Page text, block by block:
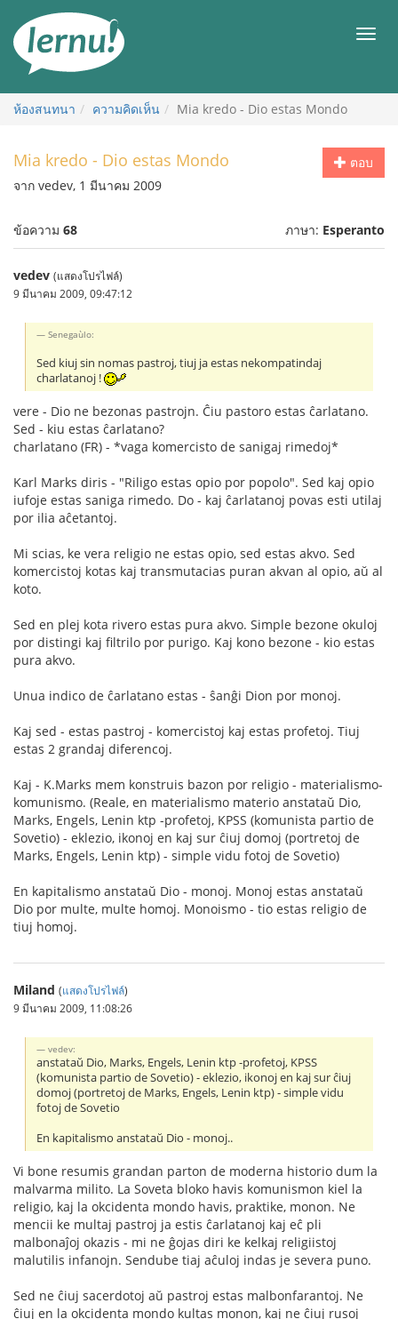
สารบัญ
เมนู
ห้องสนทนา ความคิดเห็น Mia kredo - Dio estas Mondo
ตอบ
Mia kredo - Dio estas Mondo
จาก vedev, 1 มีนาคม 2009
ข้อความ 68 ภาษา: Esperanto
vedev (แสดงโปรไฟล์)
9 มีนาคม 2009, 09:47:12
Senegaùlo:
Sed kiuj sin nomas pastroj, tiuj ja estas nekompatindaj
charlatanoj !
vere - Dio ne bezonas pastrojn. Ĉiu pastoro estas ĉarlatano.
Sed - kiu estas ĉarlatano?
charlatano (FR) - *vaga komercisto de sanigaj rimedoj*
Karl Marks diris - "Riligo estas opio por popolo". Sed kaj opio
iufoje estas saniga rimedo. Do - kaj ĉarlatanoj povas esti utilaj
por ilia aĉetantoj.
Mi scias, ke vera religio ne estas opio, sed estas akvo. Sed
komercistoj kotas kaj transmutacias puran akvan al opio, aŭ al
koto.
Sed en plej kota rivero estas pura akvo. Simple bezone okuloj
por distingi kaj filtrilo por purigo. Kaj kono bezone - kio estas
pura akvo.
Unua indico de ĉarlatano estas - ŝanĝi Dion por monoj.
Kaj sed - estas pastroj - komercistoj kaj estas profetoj. Tiuj
estas 2 grandaj diferencoj.
Kaj - K.Marks mem konstruis bazon por religio - materialismo-
komunismo. (Reale, en materialismo materio anstataŭ Dio,
Marks, Engels, Lenin ktp -profetoj, KPSS (komunista partio de
Sovetio) - eklezio, ikonoj en kaj sur ĉiuj domoj (portretoj de
Marks, Engels, Lenin ktp) - simple vidu fotoj de Sovetio)
En kapitalismo anstataŭ Dio - monoj. Monoj estas anstataŭ
Dio por multe, multe homoj. Monoismo - tio estas religio de
tiuj homoj.
Miland (แสดงโปรไฟล์)
9 มีนาคม 2009, 11:08:26
vedev:
anstataŭ Dio, Marks, Engels, Lenin ktp -profetoj, KPSS
(komunista partio de Sovetio) - eklezio, ikonoj en kaj sur ĉiuj
domoj (portretoj de Marks, Engels, Lenin ktp) - simple vidu
fotoj de Sovetio
En kapitalismo anstataŭ Dio - monoj..
Vi bone resumis grandan parton de moderna historio dum la
malvarma milito. La Soveta bloko havis komunismon kiel la
religio, kaj la okcidenta mondo havis, praktike, monon. Ne
mencii ke multaj pastroj ja estis ĉarlatanoj kaj eĉ pli
malbonaĵoj okazis - mi ne ĝojas diri ke kelkaj religiistoj
malutilis infanojn. Sendube tiaj aĉuloj indas je severa puno.
Sed ne ĉiuj sacerdotoj aŭ pastroj estas malbonfarantoj. Ne
ĉiuj en la okcidenta mondo kultas monon, kaj ne ĉiuj rusoj